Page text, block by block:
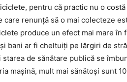
pentru că practic nu o
care renunță să o mai colecteze
produce un efect mai mare în
bani ar fi cheltuiți pe lărgiri de
de sănătare publică se
mașină, mult mai sănătoși sunt